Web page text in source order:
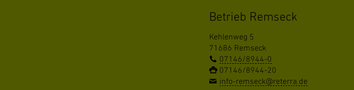
Betrieb Remseck
Kehlenweg 5
71686 Remseck
07146/8944-0
07146/8944-20
info-remseck@reterra.de